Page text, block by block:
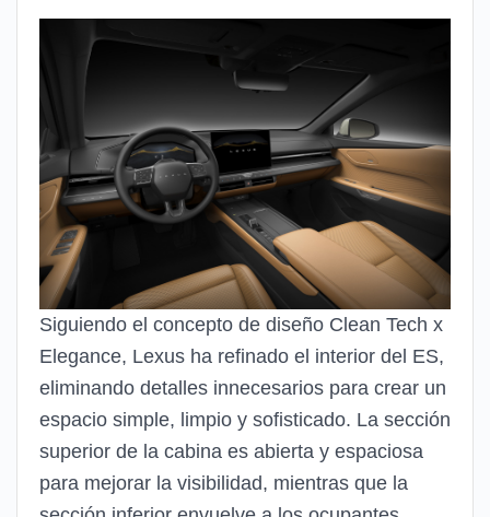
Siguiendo el concepto de diseño Clean Tech x
Elegance, Lexus ha refinado el interior del ES,
eliminando detalles innecesarios para crear un
espacio simple, limpio y sofisticado. La sección
superior de la cabina es abierta y espaciosa
para mejorar la visibilidad, mientras que la